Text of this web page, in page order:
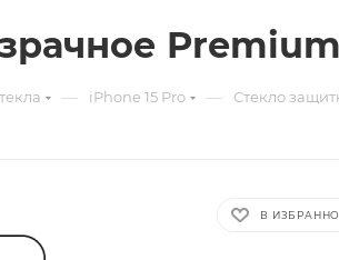
— iPhone 15 Pro — Стекло
В